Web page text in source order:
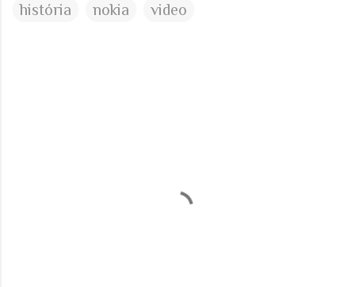
história
nokia video